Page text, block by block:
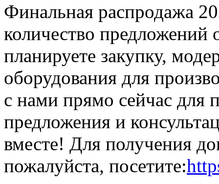
Финальная распродажа
количество предложений
планируете закупку,
оборудования для
с нами прямо сейчас для
предложения и
вместе! Для получения
пожалуйста, посетите: